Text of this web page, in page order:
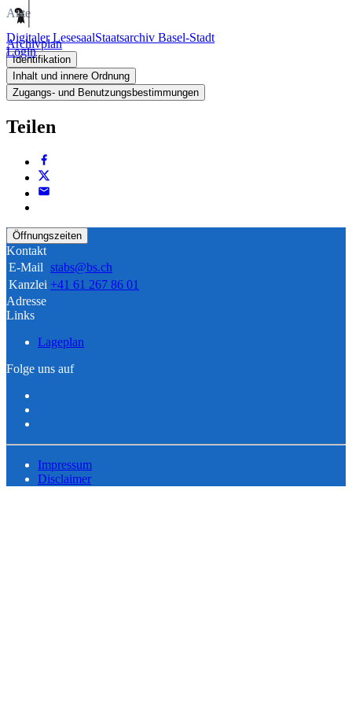
Digitaler LesesaalStaatsarchiv Basel-Stadt
Login
Akte
Archivplan
Identifikation
Inhalt und innere Ordnung
Zugangs- und Benutzungsbestimmungen
Teilen
Öffnungszeiten
Kontakt
E-Mail stabs@bs.ch
Kanzlei +41 61 267 86 01
Adresse
Links
Lageplan
Folge uns auf
Impressum
Disclaimer